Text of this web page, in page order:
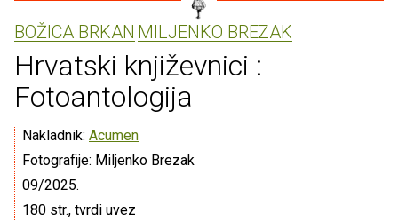
BOŽICA BRKAN MILJENKO BREZAK
Hrvatski književnici :
Fotoantologija
Nakladnik: Acumen
Fotografije: Miljenko Brezak
09/2025.
180 str., tvrdi uvez